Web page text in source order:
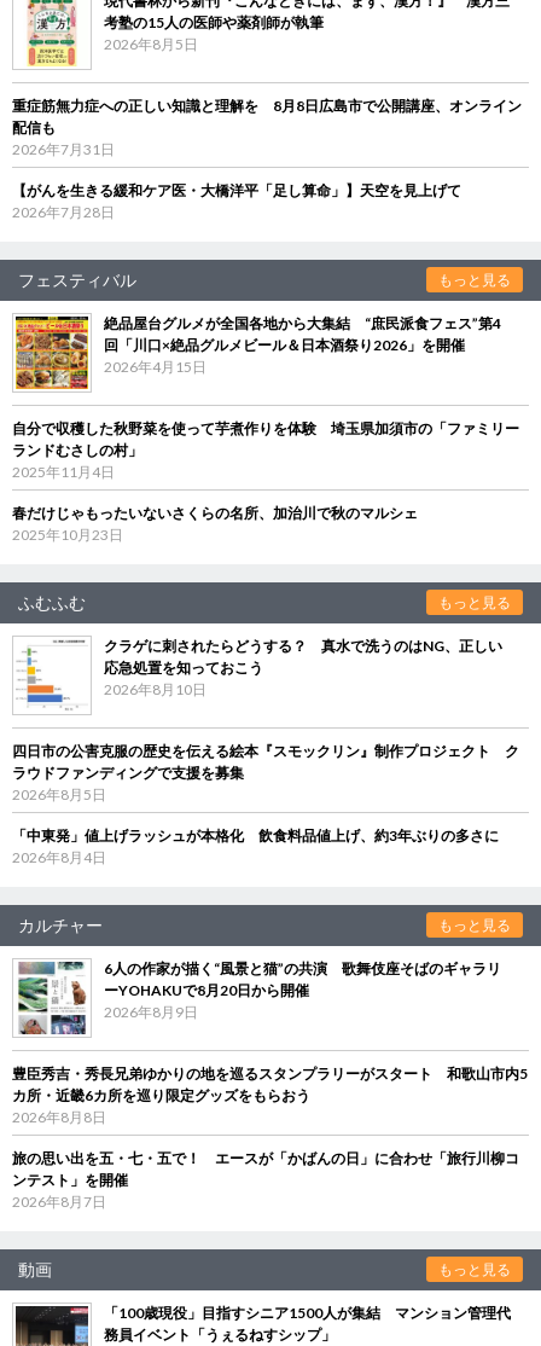
考塾の15人の医師や薬剤師が執筆
2026年8月5日
重症筋無力症への正しい知識と理解を 8月8日広島市で公開講座、オンライン
配信も
2026年7月31日
【がんを生きる緩和ケア医・大橋洋平「足し算命」】天空を見上げて
2026年7月28日
フェスティバル もっと見る
絶品屋台グルメが全国各地から大集結 “庶民派食フェス”第4
回「川口×絶品グルメビール＆日本酒祭り2026」を開催
2026年4月15日
自分で収穫した秋野菜を使って芋煮作りを体験 埼玉県加須市の「ファミリー
ランドむさしの村」
2025年11月4日
春だけじゃもったいないさくらの名所、加治川で秋のマルシェ
2025年10月23日
ふむふむ もっと見る
クラゲに刺されたらどうする？ 真水で洗うのはNG、正しい
応急処置を知っておこう
2026年8月10日
四日市の公害克服の歴史を伝える絵本『スモックリン』制作プロジェクト ク
ラウドファンディングで支援を募集
2026年8月5日
「中東発」値上げラッシュが本格化 飲食料品値上げ、約3年ぶりの多さに
2026年8月4日
カルチャー もっと見る
6人の作家が描く“風景と猫”の共演 歌舞伎座そばのギャラリ
ーYOHAKUで8月20日から開催
2026年8月9日
豊臣秀吉・秀長兄弟ゆかりの地を巡るスタンプラリーがスタート 和歌山市内5
カ所・近畿6カ所を巡り限定グッズをもらおう
2026年8月8日
旅の思い出を五・七・五で！ エースが「かばんの日」に合わせ「旅行川柳コ
ンテスト」を開催
2026年8月7日
動画 もっと見る
「100歳現役」目指すシニア1500人が集結 マンション管理代
務員イベント「うぇるねすシップ」